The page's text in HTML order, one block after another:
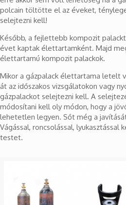
polcain töltötte el az éveket,
selejtezni kell!
Később, a fejlettebb kompozit
évet kaptak élettartamként. Majd
élettartamú kompozit palackok.
Mikor a gázpalack élettartama letelt
át az időszakos vizsgálatokon vagy
gázpalackot selejtezni kell. A
módosítani kell oly módon, hogy a
lehetetlen legyen. Sőt még a
Vágással, roncsolással, lyukasztással
testet.